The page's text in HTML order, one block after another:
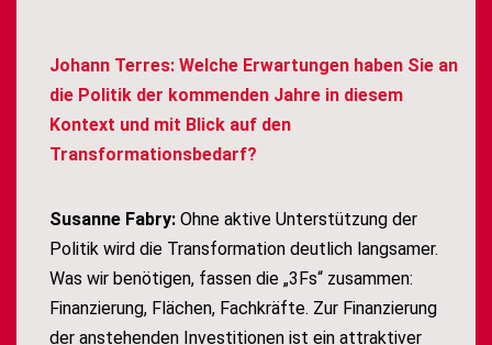
Johann Terres: Welche Erwartungen haben Sie an
die Politik der kommenden Jahre in diesem
Kontext und mit Blick auf den
Transformationsbedarf?
Susanne Fabry: Ohne aktive Unterstützung der
Politik wird die Transformation deutlich langsamer.
Was wir benötigen, fassen die „3Fs“ zusammen:
Finanzierung, Flächen, Fachkräfte. Zur Finanzierung
der anstehenden Investitionen ist ein attraktiver